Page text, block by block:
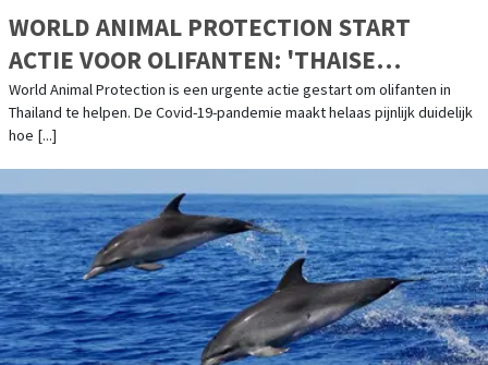
WORLD ANIMAL PROTECTION START
ACTIE VOOR OLIFANTEN: 'THAISE
OLIFANTEN IN DE PROBLEMEN DOOR
CORONACRISIS'
World Animal Protection is een urgente actie gestart om olifanten in
Thailand te helpen. De Covid-19-pandemie maakt helaas pijnlijk duidelijk
hoe [...]